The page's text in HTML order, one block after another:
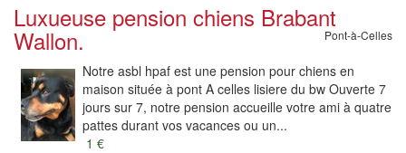
Luxueuse pension chiens Brabant
Wallon. Pont-à-Celles
Notre asbl hpaf est une pension pour chiens en
maison située à pont A celles lisiere du bw Ouverte 7
jours sur 7, notre pension accueille votre ami à quatre
pattes durant vos vacances ou un...
1 €